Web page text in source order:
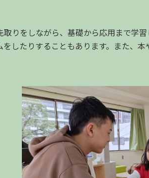
りをしながら、基礎から応用まで学
したりすることもあります。また、